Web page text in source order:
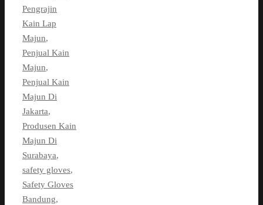
Pengrajin
Kain Lap
Majun,
Penjual Kain
Majun,
Penjual Kain
Majun Di
Jakarta,
Produsen Kain
Majun Di
Surabaya,
safety gloves,
Safety Gloves
Bandung,